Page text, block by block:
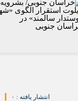
انتشار یافته : ۰